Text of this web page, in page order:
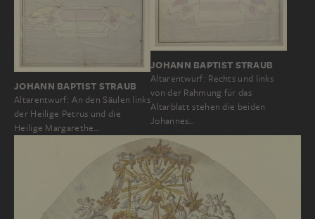
JOHANN BAPTIST STRAUB
Altarentwurf: An den Säulen links
der Heilige Petrus und die
Heilige Margarethe…
JOHANN BAPTIST STRAUB
Altarentwurf: Rechts und links
von der Rahmung für das
Altarblatt stehen die beiden
Johannes…